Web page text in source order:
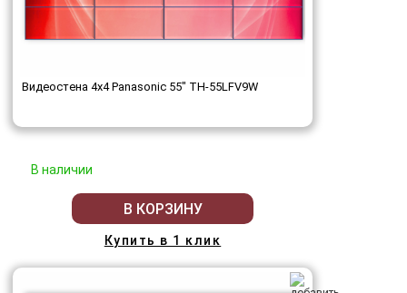
Видеостена 4x4 Panasonic 55" TH-55LFV9W
В наличии
В КОРЗИНУ
Купить в 1 клик